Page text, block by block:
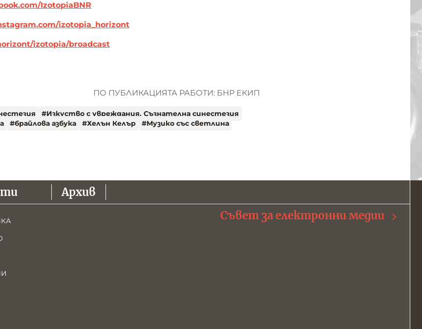
IzotopiaBNR
izotopia_horizont
izotopia/broadcast
ПО ПУБЛИКАЦИЯТА РАБОТИ: БНР ЕКИП
#Изкуство с увреждания. Съзнателна синестезия
#брайлова азбука #Хелън Келър #Музико със светлина
Архив
Съвет за електронни медии